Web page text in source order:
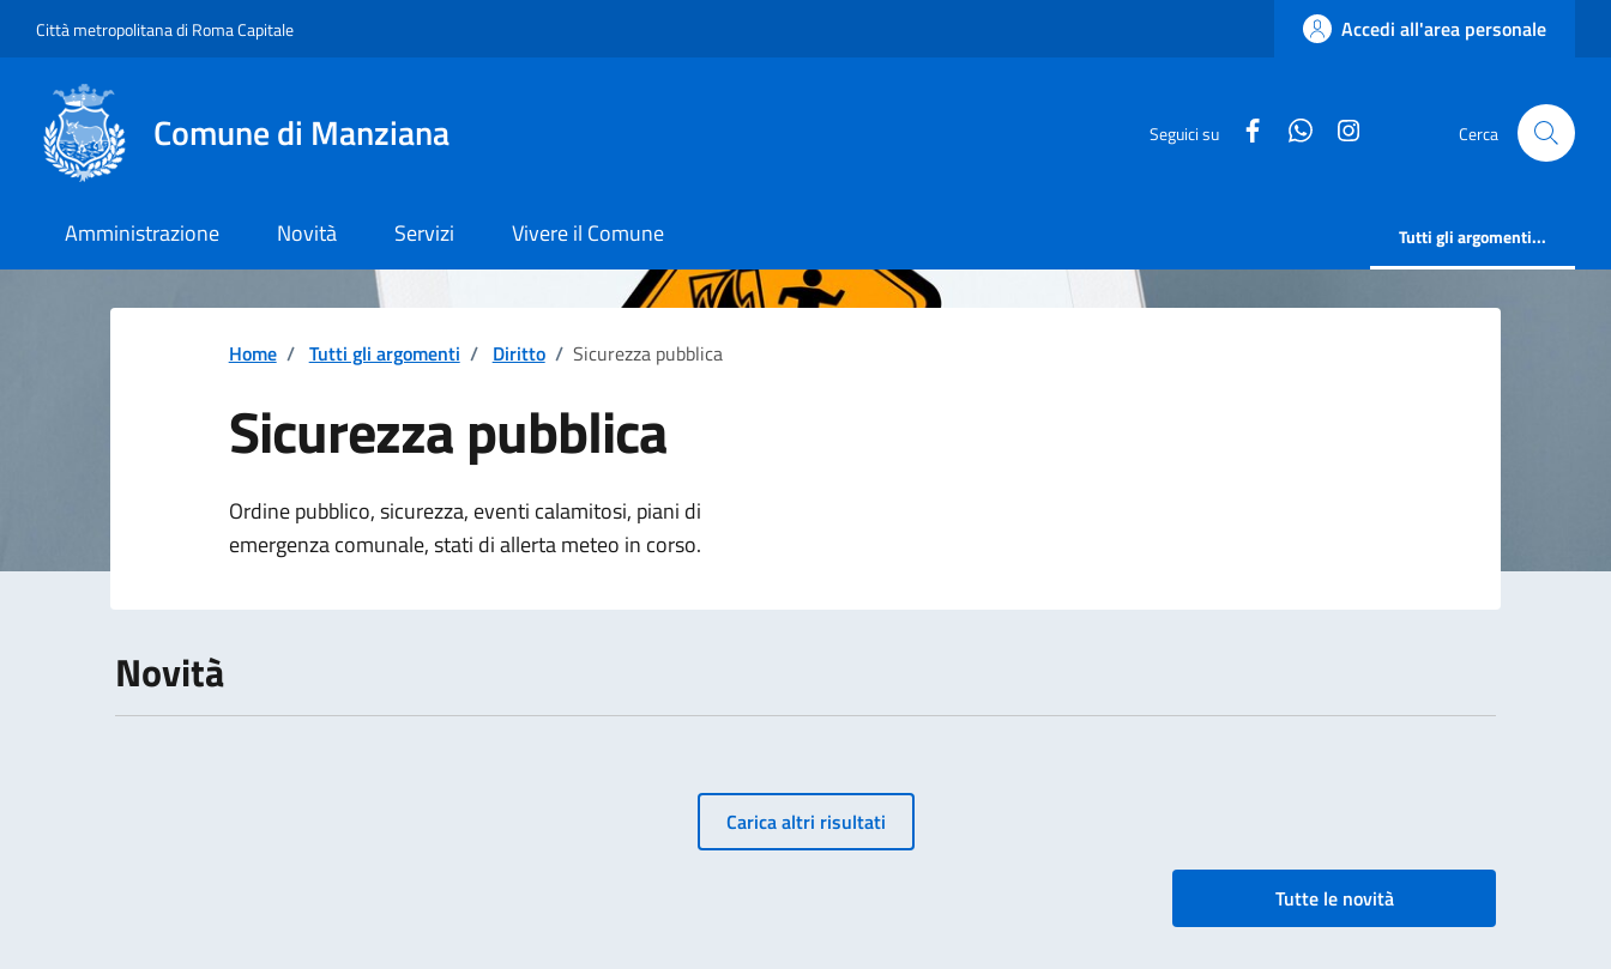
Città metropolitana di Roma Capitale Accedi all'area personale
Comune di Manziana Seguici su facebookwhatsapp Cerca
Amministrazione Novità Servizi Vivere il Comune Tutti gli argomenti...
Home / Tutti gli argomenti / Diritto / Sicurezza pubblica
Sicurezza pubblica
Dettagli della notizia
Ordine pubblico, sicurezza, eventi calamitosi, piani di
emergenza comunale, stati di allerta meteo in corso.
Novità
Carica altri risultati
Tutte le novità